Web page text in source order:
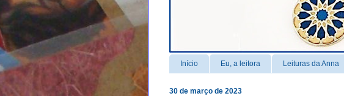
Início Eu, a leitora Leituras da Anna
30 de março de 2023